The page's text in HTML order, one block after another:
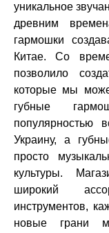
уникальное
древним
гармошки
Китае. Со
позволило
которые мы
губные
популярностью
Украину, а
просто
культуры.
широкий
инструментов,
новые грани